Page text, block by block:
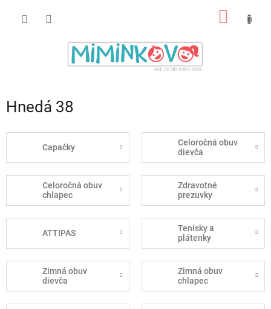
Hnedá 38
Capačky
Celoročná obuv
dievča
Celoročná obuv
chlapec
Zdravotné
prezuvky
ATTIPAS
Tenisky a
plátenky
Zimná obuv
dievča
Zimná obuv
chlapec